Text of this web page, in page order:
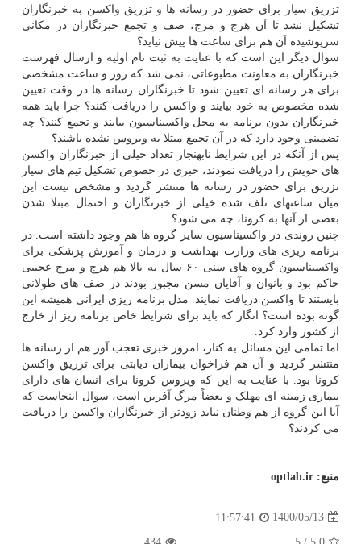
تزریق سیار برای حضور در رسانه ها و تزریق واکسن به خبرنگاران
تشکیل نشد تا آن هرج و مرج، صف و تجمع خبرنگاران در مکانی
سرپوشیده آن هم برای ساعت ها پیش نیاید؟
سوال دیگر این است که با عنایت به ثبت نام اولیه و ارسال فهرست
خبرنگاران به معاونت مطبوعاتی، نمی شد که روز و ساعت مشخصی
برای هر رسانه ای تعیین شود تا خبرنگاران رسانه ها در وقت تعیین
شده مخصوص به خود بیایند و واکسن را دریافت کنند؟ چرا باید همه
خبرنگاران بدون برنامه به محل واکسیناسیون بیایند و تجمع کنند؟ چه
تضمینی وجود دارد که در آن تجمع مبتلا به ویروس نشده باشند؟
پس از آنکه در این شرایط نابهنجار تعداد خیلی از خبرنگاران واکسن
های خویش را دریافت نمودند، خبری در خصوص تشکیل تیم های سیار
تزریق برای حضور در رسانه ها منتشر گردید و مشخص نیست این
میان ساعتهای تلف شده خیلی از خبرنگاران و احتمال مبتلا شدن
بعضی از آنها به کرونا، چه می شود؟
چنین روندی در واکسیناسیون سایر گروه ها هم وجود داشته است. در
برنامه ریزی های وزارت بهداشت و درمان و آموزش پزشکی برای
واکسیناسیون گروه های سنی ۶۰ سال به بالا هم هرج و مرج عجیبی
حاکم بود و بانوان و آقایان مسن مجبور بودند در صف های طولانی
بایستند تا واکسن دریافت نمایند. مدل برنامه ریزی ایرانی همیشه این
گونه بوده است؟ انگار که باید برای شرایط خاص برنامه ریز از خارج
از کشور وارد کرد.
اما تمامی این مسائل به کنار، امروز خبری تعجب آور هم از رسانه ها
منتشر گردید و آن هم فراخوان بیماران دیابتی برای تزریق واکسن
کرونا بود. با عنایت به این که ویروس کرونا برای انسان های دارای
بیماری زمینه ای مهلک و بعضاً مرگ آفرین است، سوال اینجاست که
آیا این گروه از هم وطنان نباید زودتر از خبرنگاران واکسن را دریافت
می کردند؟
منبع: optlab.ir
1400/05/13
11:57:41